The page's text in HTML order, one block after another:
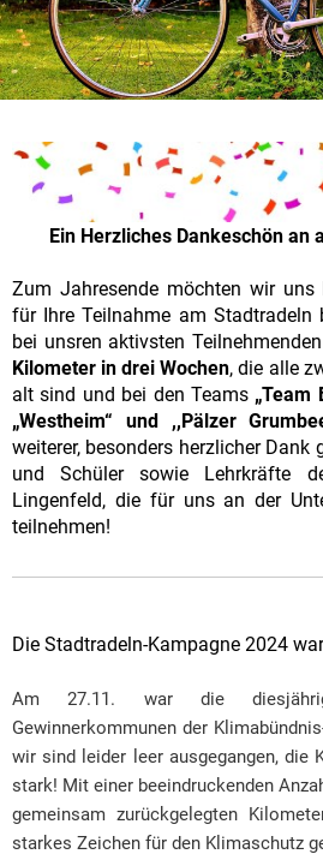
Ein Herzliches Dankeschön an
Zum Jahresende möchten wir uns
für Ihre Teilnahme am Stadtradeln
bei unsren aktivsten
Kilometer in drei Wochen, die alle
alt sind und bei den Teams „Team
„Westheim“ und ,,Pälzer
weiterer, besonders herzlicher Dank
und Schüler sowie Lehrkräfte
Lingenfeld, die für uns an der
teilnehmen!
Die Stadtradeln-Kampagne 2024
Am 27.11. war die
Gewinnerkommunen der
wir sind leider leer ausgegangen, die
stark! Mit einer beeindruckenden
gemeinsam zurückgelegten
starkes Zeichen für den Klimaschutz